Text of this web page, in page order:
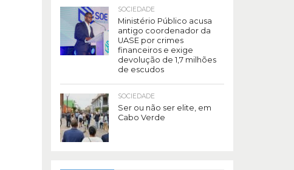
SOCIEDADE
Ministério Público acusa
antigo coordenador da
UASE por crimes
financeiros e exige
devolução de 1,7 milhões
de escudos
SOCIEDADE
Ser ou não ser elite, em
Cabo Verde